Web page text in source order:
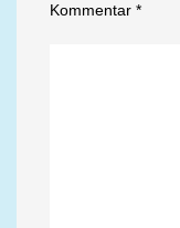
Kommentar *